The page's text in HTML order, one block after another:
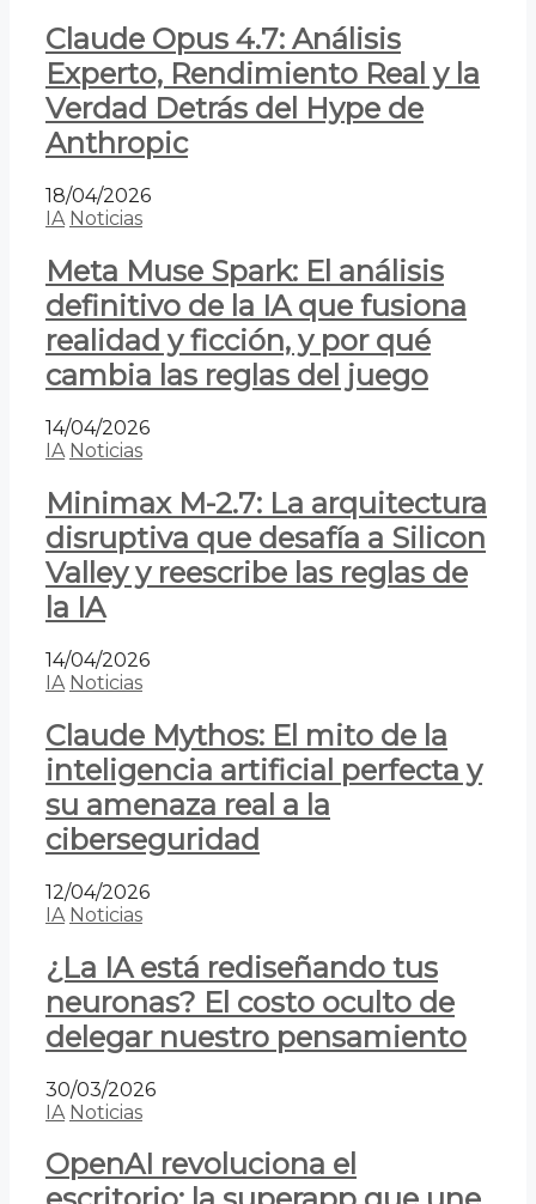
Claude Opus 4.7: Análisis
Experto, Rendimiento Real y la
Verdad Detrás del Hype de
Anthropic
18/04/2026
IA Noticias
Meta Muse Spark: El análisis
definitivo de la IA que fusiona
realidad y ficción, y por qué
cambia las reglas del juego
14/04/2026
IA Noticias
Minimax M-2.7: La arquitectura
disruptiva que desafía a Silicon
Valley y reescribe las reglas de
la IA
14/04/2026
IA Noticias
Claude Mythos: El mito de la
inteligencia artificial perfecta y
su amenaza real a la
ciberseguridad
12/04/2026
IA Noticias
¿La IA está rediseñando tus
neuronas? El costo oculto de
delegar nuestro pensamiento
30/03/2026
IA Noticias
OpenAI revoluciona el